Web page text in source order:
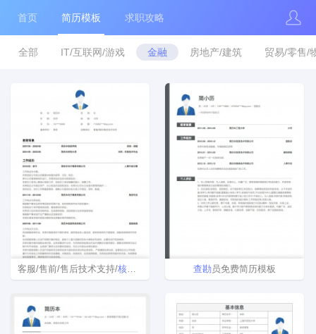
首页 简历模板 求职攻略
全部 IT/互联网/游戏 金融 房地产/建筑 贸易/零售/
客服/售前/售后技术支持/核 查勘 员免费简历模板